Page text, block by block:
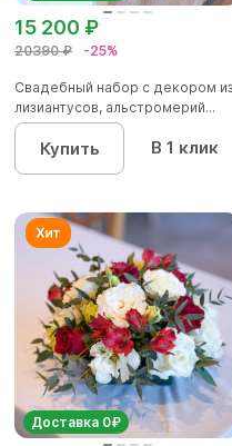
20390 ₽ -25%
15 200 ₽
Свадебный набор с декором из
лизиантусов, альстромерий...
Купить В 1 клик
Доставка 0₽